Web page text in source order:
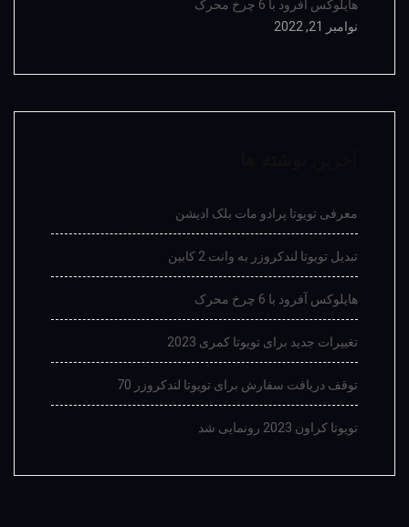
هایلوکس آفرود با 6 چرخ محرک
نوامبر 21, 2022
معرفی تویوتا پرادو مات بلک ادیشن
تبدیل تویوتا لندکروزر به وانت 2 کابین
هایلوکس آفرود با 6 چرخ محرک
تغییرات جدید برای تویوتا کمری 2023
توقف دریافت سفارش برای تویوتا لندکروزر 70
تویوتا کراون 2023 رونمایی شد